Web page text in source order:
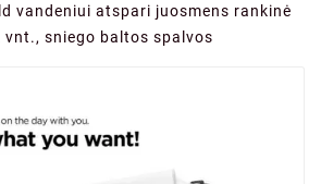
vandeniui atspari juosmens rankinė
vnt., sniego baltos spalvos